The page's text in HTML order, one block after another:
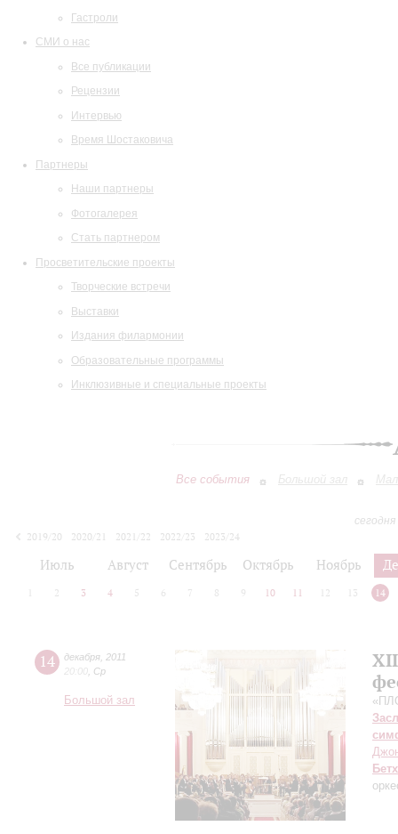
Гастроли
СМИ о нас
Все публикации
Рецензии
Интервью
Время Шостаковича
Партнеры
Наши партнеры
Фотогалерея
Стать партнером
Просветительские проекты
Творческие встречи
Выставки
Издания филармонии
Образовательные программы
Инклюзивные и специальные проекты
Все события Большой зал
2019/20
2020/21 2021/22 2022/23
2023/24
Июль Август Сентябрь Октябрь Ноябрь
2 3 4 5 6 7 8 9 10 11 12 13 14
14 декабря 2011
20:00 Ср
Большой зал